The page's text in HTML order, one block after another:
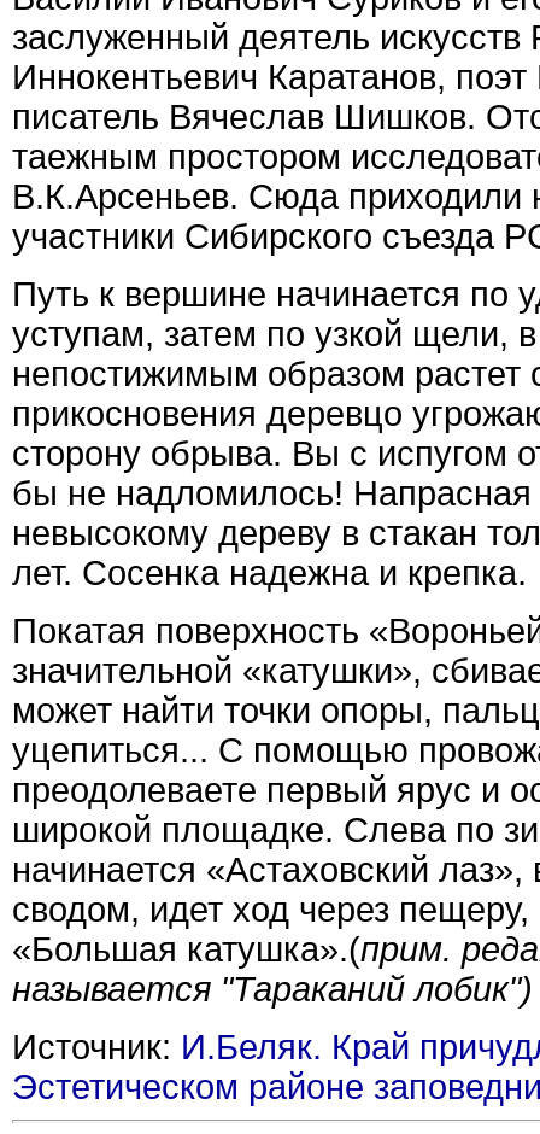
заслуженный деятель
Иннокентьевич Каратанов,
писатель Вячеслав Шишков.
таежным простором
В.К.Арсеньев. Сюда приходили
участники Сибирского съезда
Путь к вершине начинается по
уступам, затем по узкой щели,
непостижимым образом растет
прикосновения деревцо
сторону обрыва. Вы с испугом
бы не надломилось!
невысокому дереву в стакан
лет. Сосенка надежна и крепка.
Покатая поверхность
значительной «катушки»,
может найти точки опоры,
уцепиться... С помощью
преодолеваете первый ярус и
широкой площадке. Слева по
начинается «Астаховский
сводом, идет ход через
«Большая катушка».(прим.
называется "Тараканий лобик")
Источник: И.Беляк. Край
Эстетическом районе